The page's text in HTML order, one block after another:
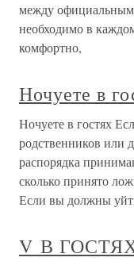
между
необходимо в
комфортно,
Ночуете в
Ночуете в гостях
родственников или
распорядка
сколько принято
Если вы должны
V В